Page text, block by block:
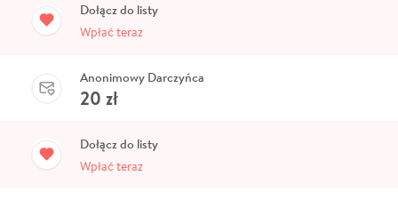
Dołącz do listy
Wpłać teraz
Anonimowy Darczyńca
20 zł
Dołącz do listy
Wpłać teraz